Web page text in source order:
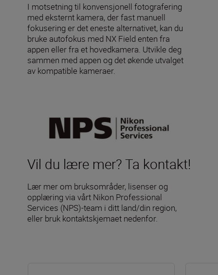
I motsetning til konvensjonell fotografering
med eksternt kamera, der fast manuell
fokusering er det eneste alternativet, kan du
bruke autofokus med NX Field enten fra
appen eller fra et hovedkamera. Utvikle deg
sammen med appen og det økende utvalget
av kompatible kameraer.
Vil du lære mer? Ta kontakt!
Lær mer om bruksområder, lisenser og
opplæring via vårt Nikon Professional
Services (NPS)-team i ditt land/din region,
eller bruk kontaktskjemaet nedenfor.